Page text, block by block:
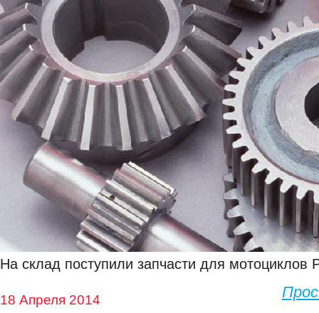
На склад поступили запчасти для мотоциклов
18 Апреля 2014